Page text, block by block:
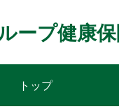
ープ健康
トップ